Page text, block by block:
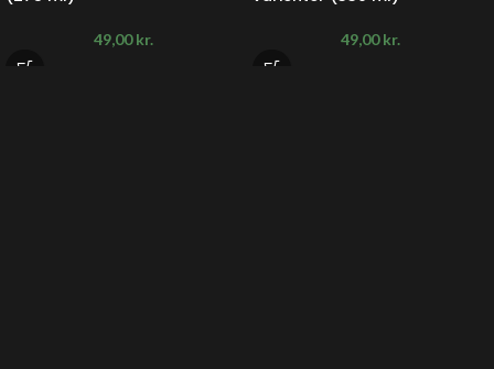
49,00kr. 49,00kr.